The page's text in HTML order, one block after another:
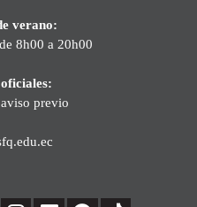
verano:
8h00 a 20h00
previo